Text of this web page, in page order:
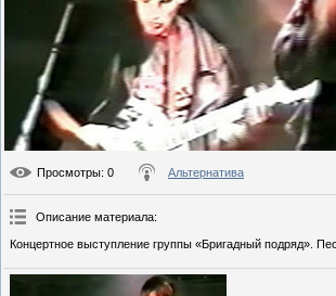
Просмотры: 0 Альтернатива
Описание материала:
Концертное выступление группы «Бригадный подряд».